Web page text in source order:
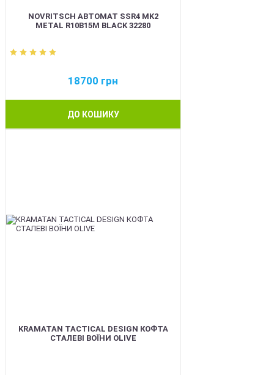
NOVRITSCH АВТОМАТ SSR4 MK2
METAL R10B15M BLACK 32280
18700 грн
ДО КОШИКУ
KRAMATAN TACTICAL DESIGN КОФТА
СТАЛЕВІ ВОЇНИ OLIVE